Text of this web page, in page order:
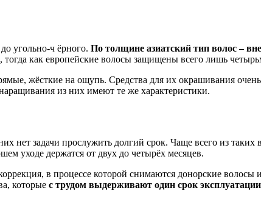
угольно-ч ёрного. По толщине азиатский тип волос –
как европейские волосы защищены всего лишь
жёсткие на ощупь. Средства для их окрашивания
из них имеют те же характеристики.
нет задачи прослужить долгий срок. Чаще всего из
уходе держатся от двух до четырёх месяцев.
в процессе которой снимаются донорские
которые с трудом выдерживают один срок